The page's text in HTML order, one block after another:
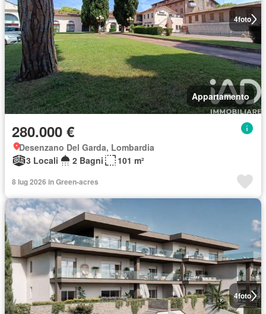
4foto
Appartamento
280.000 €
Desenzano Del Garda, Lombardia
3 Locali
2 Bagni 101 m²
8 lug 2026 in Green-acres
4foto